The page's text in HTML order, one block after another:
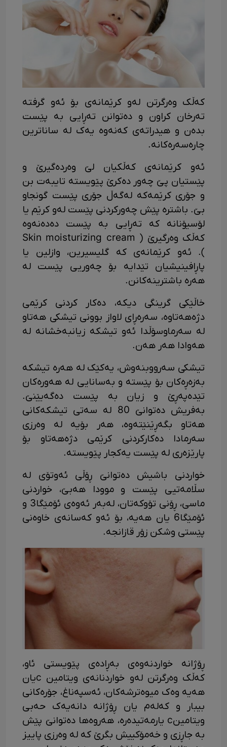
کەڵک وەرگرتن لەو کرێمانەی بۆ ئەو گرفتە
تەرخان کراون و دەتوانن تەڕایی بە پێست
بدەن و هیدراتەی کەنەوە یەک لە ساناترین
چارەسەرەکانە.
ئەو کرێمانەی کەڵکیان لێ وەردەگیرێ و
پێستیان پێ چەور دەکرێ پێویستە تایبەت بن
و جۆری کرێمەکە لەگەڵ جۆری پێست گونجاو
بێ. باشترە پێش چەورکردنی پێست لەو کرێم یا
لۆسیۆنانە کە تەڕایی بە پێست دەدەنەوە
کەڵک وەرگیرێ ( Skin moisturizing cream
). ئەو کرێمانەی کە گلیسیرین، وازلین یا
پاڕافینیشیان تێدایە بۆ چەوریی پێست لە
هەرە باشترینەکانن.
خاڵێکی گرینگی دیکە، دەکار کردنی کرێمی
دژەهەتاوە، سەرەڕای لاواز بوونی تیشکی هەتاو
لە سەرماوسۆڵدا ئەو تیشکە زیانبەخشانە لە
هەوادا هەر هەن.
تیشکی سەرووبنەوش، یەکێک لە هەرە تیشکە
بەزەڕەکان بۆ پێسته و بەسانایی لە هەورەکان
تێدەپەڕێ و زیان بە پێست دەگەیێنێ.
بەفریش دەتوانێ 80 لە سەتی تیشکەکانی
هەتاو بگەڕێنێتەوە، هەر بۆیە لە وەرزی
سەرمادا دەکارکردنی کرێمی دژەهەتاو بۆ
پارێزەری لە پێست یەکجار پێویستە.
خواردنی باشیش دەتوانێ ڕۆڵی ئەوتۆی لە
سڵامەتیی پێست و موودا هەبێ، خواردنی
ماسی، ڕۆنی تۆوکەتان، لەبەر ئەوەی ئۆمێگا3 و
ئۆمێگا6 یان هەیە، بۆ ئەو کەسانەی خاوەنی
پێستی وشکن زۆر قازانجە.
ڕۆژانە خواردنەوەی بەڕادەی پێویستی ئاو،
کەڵک وەرگرتن لەو خواردنانەی ویتامین cیان
هەیە وەک میوەترشەکان، ئەسپەناغ، جۆرەکانی
بیبار و کەلەم یان ڕۆژانە دانەیەک حەبی
ویتامینc یارمەتیدەرە، هەروەها دەتوانێ پێش
بە جاڕزی و خەمۆکییش بگرێ کە لە وەرزی پاییز